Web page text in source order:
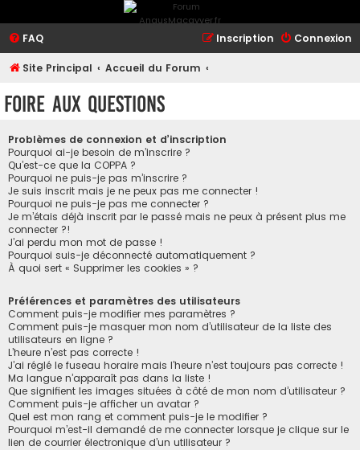
FAQ Connexion
Inscription
Site Principal Accueil du Forum
Foire aux questions
Problèmes de connexion et d’inscription
Pourquoi ai-je besoin de m’inscrire ?
Qu’est-ce que la COPPA ?
Pourquoi ne puis-je pas m’inscrire ?
Je suis inscrit mais je ne peux pas me connecter !
Pourquoi ne puis-je pas me connecter ?
Je m’étais déjà inscrit par le passé mais ne peux à présent plus me
connecter ?!
J’ai perdu mon mot de passe !
Pourquoi suis-je déconnecté automatiquement ?
À quoi sert « Supprimer les cookies » ?
Préférences et paramètres des utilisateurs
Comment puis-je modifier mes paramètres ?
Comment puis-je masquer mon nom d’utilisateur de la liste des
utilisateurs en ligne ?
L’heure n’est pas correcte !
J’ai réglé le fuseau horaire mais l’heure n’est toujours pas correcte !
Ma langue n’apparaît pas dans la liste !
Que signifient les images situées à côté de mon nom d’utilisateur ?
Comment puis-je afficher un avatar ?
Quel est mon rang et comment puis-je le modifier ?
Pourquoi m’est-il demandé de me connecter lorsque je clique sur le
lien de courrier électronique d’un utilisateur ?